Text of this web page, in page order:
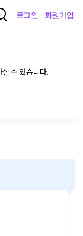
로그인 회원가입
수 있습니다.